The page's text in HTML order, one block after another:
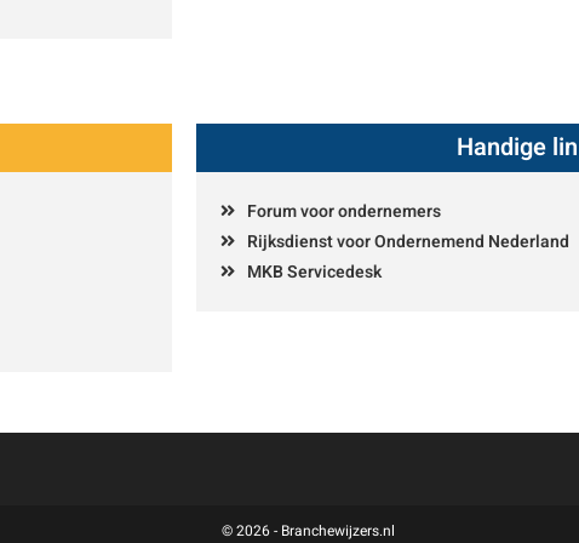
Handige
Forum voor ondernemers
Rijksdienst voor Ondernemend Nederland
MKB Servicedesk
© 2026 - Branchewijzers.nl